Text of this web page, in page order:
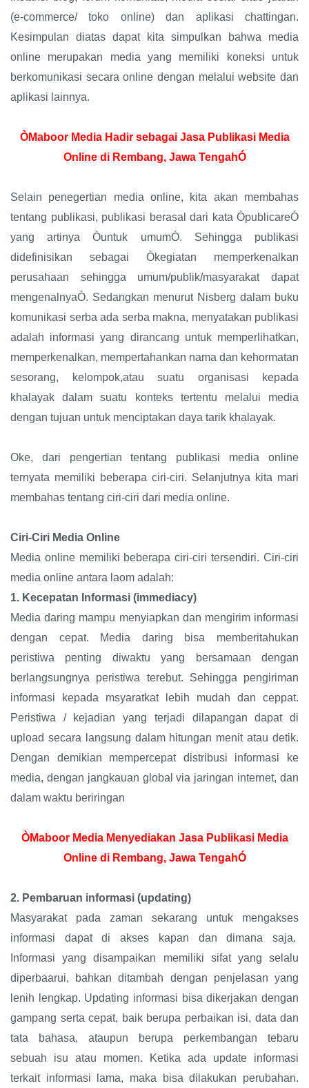
(e-commerce/ toko online) dan aplikasi chattingan.
Kesimpulan diatas dapat kita simpulkan bahwa media
online merupakan media yang memiliki koneksi untuk
berkomunikasi secara online dengan melalui website dan
aplikasi lainnya.
ÒMaboor Media Hadir sebagai Jasa Publikasi Media
Online di Rembang, Jawa TengahÓ
Selain penegertian media online, kita akan membahas
tentang publikasi, publikasi berasal dari kata ÒpublicareÓ
yang artinya Òuntuk umumÓ. Sehingga publikasi
didefinisikan sebagai Òkegiatan memperkenalkan
perusahaan sehingga umum/publik/masyarakat dapat
mengenalnyaÓ. Sedangkan menurut Nisberg dalam buku
komunikasi serba ada serba makna, menyatakan publikasi
adalah informasi yang dirancang untuk memperlihatkan,
memperkenalkan, mempertahankan nama dan kehormatan
sesorang, kelompok,atau suatu organisasi kepada
khalayak dalam suatu konteks tertentu melalui media
dengan tujuan untuk menciptakan daya tarik khalayak.
Oke, dari pengertian tentang publikasi media online
ternyata memiliki beberapa ciri-ciri. Selanjutnya kita mari
membahas tentang ciri-ciri dari media online.
Ciri-Ciri Media Online
Media online memiliki beberapa ciri-ciri tersendiri. Ciri-ciri
media online antara laom adalah:
1. Kecepatan Informasi (immediacy)
Media daring mampu menyiapkan dan mengirim informasi
dengan cepat. Media daring bisa memberitahukan
peristiwa penting diwaktu yang bersamaan dengan
berlangsungnya peristiwa terebut. Sehingga pengiriman
informasi kepada msyaratkat lebih mudah dan ceppat.
Peristiwa / kejadian yang terjadi dilapangan dapat di
upload secara langsung dalam hitungan menit atau detik.
Dengan demikian mempercepat distribusi informasi ke
media, dengan jangkauan global via jaringan internet, dan
dalam waktu beriringan
ÒMaboor Media Menyediakan Jasa Publikasi Media
Online di Rembang, Jawa TengahÓ
2. Pembaruan informasi (updating)
Masyarakat pada zaman sekarang untuk mengakses
informasi dapat di akses kapan dan dimana saja.
Informasi yang disampaikan memiliki sifat yang selalu
diperbaarui, bahkan ditambah dengan penjelasan yang
lenih lengkap. Updating informasi bisa dikerjakan dengan
gampang serta cepat, baik berupa perbaikan isi, data dan
tata bahasa, ataupun berupa perkembangan tebaru
sebuah isu atau momen. Ketika ada update informasi
terkait informasi lama, maka bisa dilakukan perubahan.